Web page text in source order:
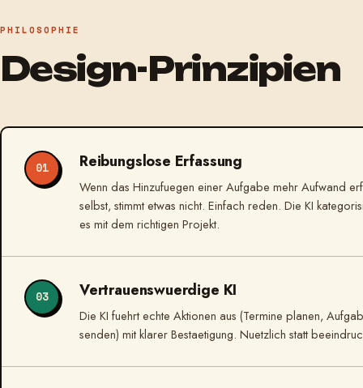
PHILOSOPHIE
Design-Prinzipien
01 Reibungslose Erfassung
Wenn das Hinzufuegen einer Aufgabe mehr Aufwand
selbst, stimmt etwas nicht. Einfach reden. Die KI
es mit dem richtigen Projekt.
03 Vertrauenswuerdige KI
Die KI fuehrt echte Aktionen aus (Termine planen,
senden) mit klarer Bestaetigung. Nuetzlich statt